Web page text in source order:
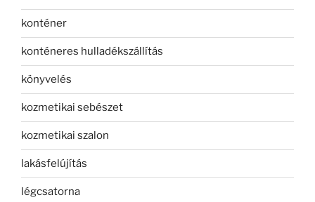
konténer
konténeres hulladékszállítás
könyvelés
kozmetikai sebészet
kozmetikai szalon
lakásfelújítás
légcsatorna